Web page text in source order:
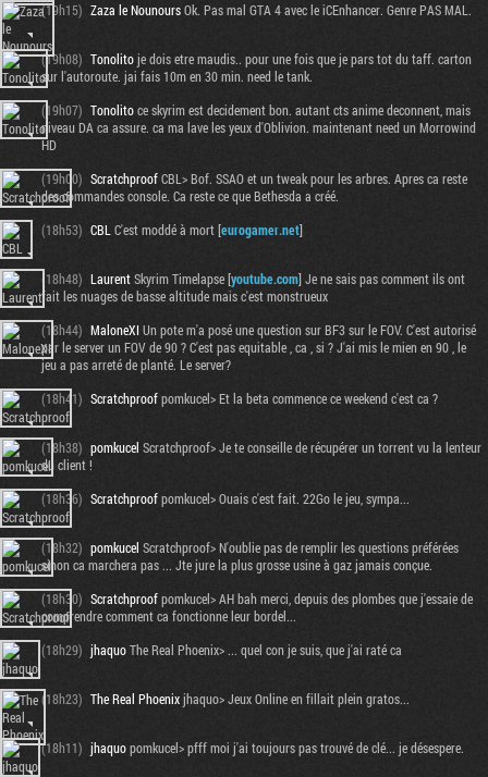
(19h15) Zaza le NounoursOk. Pas mal GTA 4 avec le iCEnhancer. Genre PAS MAL.
(19h08) Tonolitoje dois etre maudis.. pour une fois que je pars tot du taff. carton
sur l'autoroute. jai fais 10m en 30 min. need le tank.
(19h07) Tonolitoce skyrim est decidement bon. autant cts anime deconnent, mais
niveau DA ca assure. ca ma lave les yeux d'Oblivion. maintenant need un Morrowind
HD
(19h00) ScratchproofCBL> Bof. SSAO et un tweak pour les arbres. Apres ca reste
des commandes console. Ca reste ce que Bethesda a créé.
(18h53) CBL C'est moddé à mort [eurogamer.net]
(18h48) LaurentSkyrim Timelapse [youtube.com] Je ne sais pas comment ils ont
fait les nuages de basse altitude mais c'est monstrueux
(18h44) MaloneXI Un pote m'a posé une question sur BF3 sur le FOV. C'est autorisé
par le server un FOV de 90 ? C'est pas equitable , ca , si ? J'ai mis le mien en 90 , le
jeu a pas arreté de planté. Le server?
(18h41) Scratchproofpomkucel> Et la beta commence ce weekend c'est ca ?
(18h38) pomkucel Scratchproof> Je te conseille de récupérer un torrent vu la lenteur
du client !
(18h36) Scratchproofpomkucel> Ouais c'est fait. 22Go le jeu, sympa...
(18h32) pomkucel Scratchproof> N'oublie pas de remplir les questions préférées
sinon ca marchera pas ... Jte jure la plus grosse usine à gaz jamais conçue.
(18h30) Scratchproofpomkucel> AH bah merci, depuis des plombes que j'essaie de
comprendre comment ca fonctionne leur bordel...
(18h29) jhaquoThe Real Phoenix> ... quel con je suis, que j'ai raté ca
(18h23) The Real Phoenixjhaquo> Jeux Online en fillait plein gratos...
(18h11) jhaquopomkucel> pfff moi j'ai toujours pas trouvé de clé... je désespere.